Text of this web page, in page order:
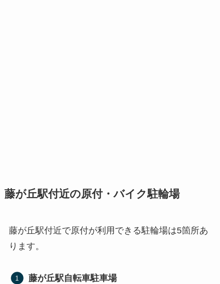
藤が丘駅付近の原付・バイク駐輪場
藤が丘駅付近で原付が利用できる駐輪場は5箇所あ
ります。
藤が丘駅自転車駐車場